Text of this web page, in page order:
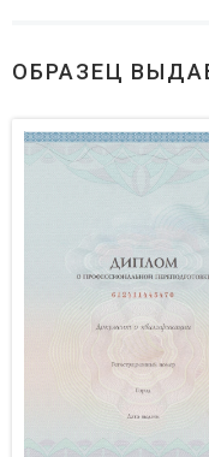
ОБРАЗЕЦ